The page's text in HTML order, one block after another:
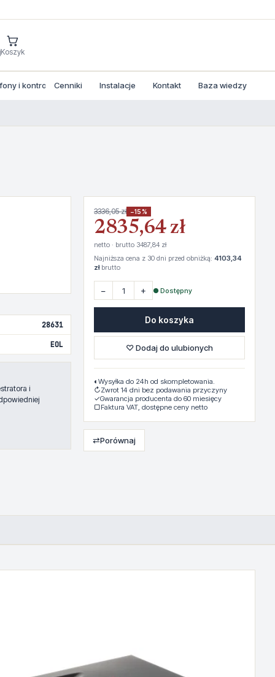
Koszyk
i kontrola dostepu
Cenniki Instalacje Kontakt Baza wiedzy
28631
EOL
i
3336,05 zł −15%
2835,64 zł
netto · brutto 3487,84 zł
Najniższa cena z 30 dni przed obniżką: 4103,34
złbrutto
− + ● Dostępny
Do koszyka
♡ Dodaj do ulubionych
◐ Wysyłka do 24h od skompletowania.
↻Zwrot 14 dni bez podawania przyczyny
✓Gwarancja producenta do 60 miesięcy
▢Faktura VAT, dostępne ceny netto
⇄Porównaj